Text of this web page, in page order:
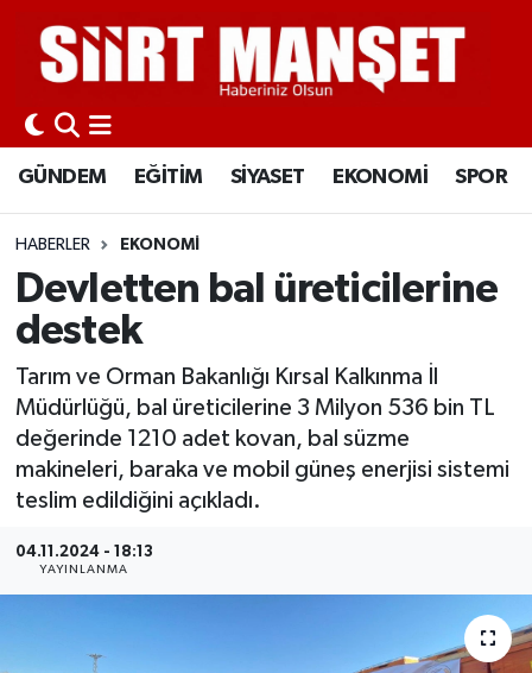
GÜNDEM EĞİTİM SİYASET EKONOMİ SPOR
HABERLER EKONOMİ
Devletten bal üreticilerine
destek
Tarım ve Orman Bakanlığı Kırsal Kalkınma İl
Müdürlüğü, bal üreticilerine 3 Milyon 536 bin TL
değerinde 1210 adet kovan, bal süzme
makineleri, baraka ve mobil güneş enerjisi sistemi
teslim edildiğini açıkladı.
04.11.2024 - 18:13
YAYINLANMA
GÜNDEM
EĞİTİM
SİYASET
EKONOMİ
SPOR
SAĞLIK-YAŞAM
Siirt Nöbetçi Eczaneler
Siirt Hava Durumu
Siirt Namaz Vakitleri
Siirt Trafik Yoğunluk Haritası
Süper Lig Puan Durumu ve Fikstür
Haber Arşivi